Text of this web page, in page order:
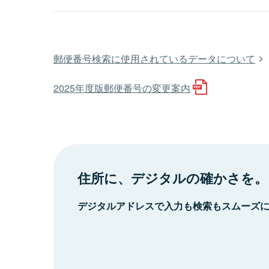
郵便番号検索に使用されているデータについて
2025年度版郵便番号の変更案内
住所に、デジタルの確かさを。
デジタルアドレスで入力も検索もスムーズ